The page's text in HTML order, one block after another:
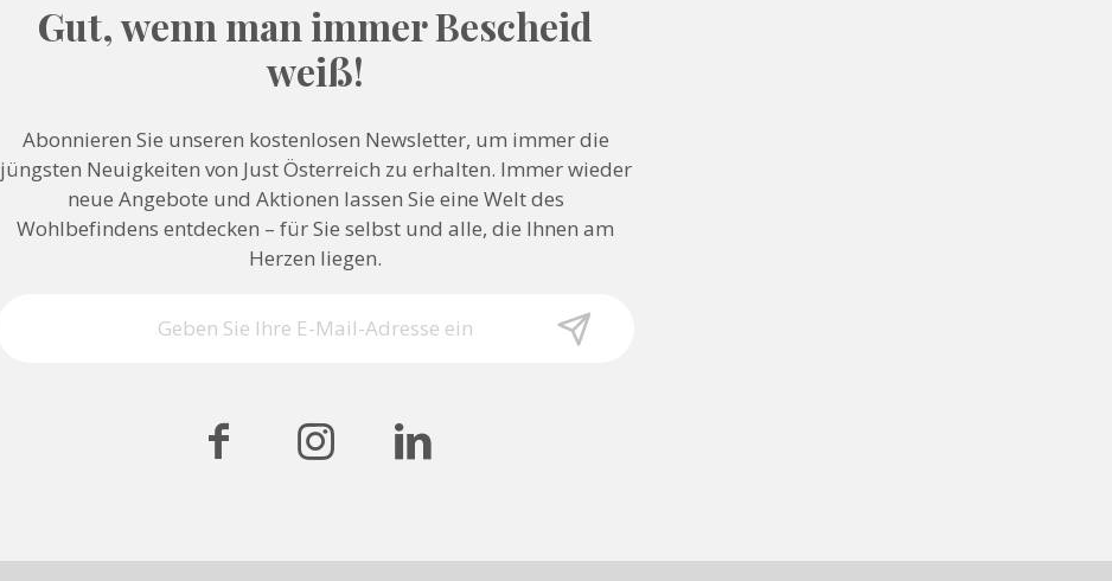
Gut, wenn man immer Bescheid
weiß!
Abonnieren Sie unseren kostenlosen Newsletter, um immer die
jüngsten Neuigkeiten von Just Österreich zu erhalten. Immer wieder
neue Angebote und Aktionen lassen Sie eine Welt des
Wohlbefindens entdecken – für Sie selbst und alle, die Ihnen am
Herzen liegen.